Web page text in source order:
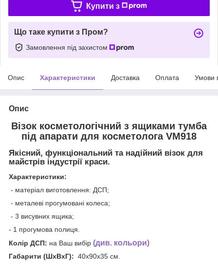
Купити з
Що таке купити з Пром?
Замовлення під захистом
Опис Характеристики Доставка Оплата Умови
Опис
Візок косметологічний з ящиками тумба
під апарати для косметолога VM918
Якісний, функціональний та надійний візок для
майстрів індустрії краси.
Характеристики:
- матеріал виготовлення: ДСП;
- металеві прогумовані колеса;
- 3 висувних ящика;
- 1 прогумова полиця.
Колір ДСП: на Ваш вибір (див. кольори)
Габарити (ШхВхГ): 40х90х35 см.